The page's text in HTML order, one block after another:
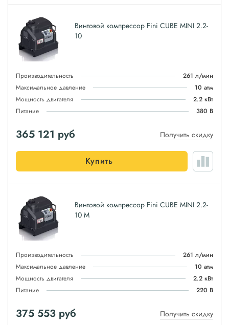
Винтовой компрессор Fini CUBE MINI 2.2-
10
Производительность
261 л/мин
Максимальное давление
10 атм
Мощность двигателя
2.2 кВт
Питание
380 В
365 121 руб Получить скидку
Купить
Винтовой компрессор Fini CUBE MINI 2.2-
10 M
Производительность
261 л/мин
Максимальное давление
10 атм
Мощность двигателя
2.2 кВт
Питание
220 В
375 553 руб Получить скидку